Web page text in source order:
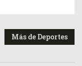
Más de Deportes